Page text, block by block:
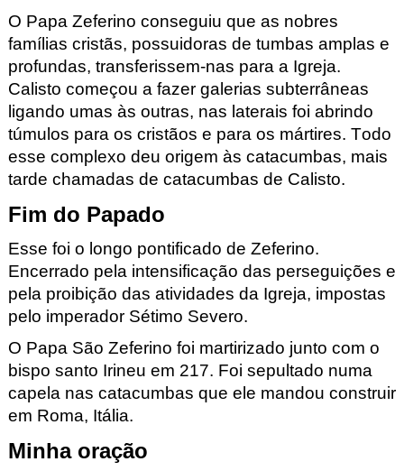
O Papa Zeferino conseguiu que as nobres
famílias cristãs, possuidoras de tumbas amplas e
profundas, transferissem-nas para a Igreja.
Calisto começou a fazer galerias subterrâneas
ligando umas às outras, nas laterais foi abrindo
túmulos para os cristãos e para os mártires. Todo
esse complexo deu origem às catacumbas, mais
tarde chamadas de catacumbas de Calisto.
Fim do Papado
Esse foi o longo pontificado de Zeferino.
Encerrado pela intensificação das perseguições e
pela proibição das atividades da Igreja, impostas
pelo imperador Sétimo Severo.
O Papa São Zeferino foi martirizado junto com o
bispo santo Irineu em 217. Foi sepultado numa
capela nas catacumbas que ele mandou construir
em Roma, Itália.
Minha oração